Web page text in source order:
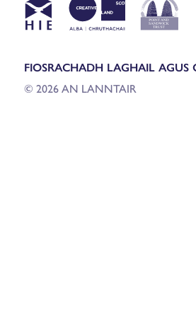
FIOSRACHADH LAGHAIL AGUS
© 2026 AN LANNTAIR